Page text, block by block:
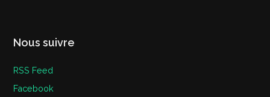
Nous suivre
RSS Feed
Facebook